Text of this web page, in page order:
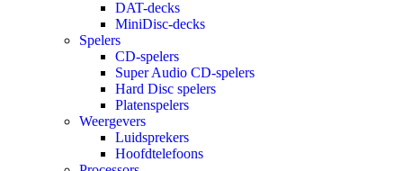
DAT-decks
MiniDisc-decks
Spelers
CD-spelers
Super Audio CD-spelers
Hard Disc spelers
Platenspelers
Weergevers
Luidsprekers
Hoofdtelefoons